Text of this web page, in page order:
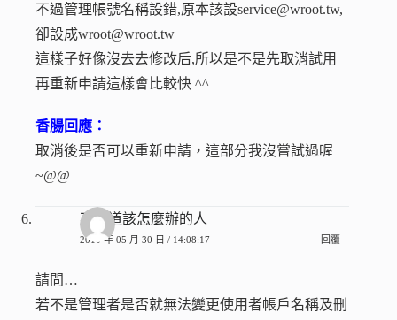
不過管理帳號名稱設錯,原本該設service@wroot.tw,
卻設成wroot@wroot.tw
這樣子好像沒去去修改后,所以是不是先取消試用
再重新申請這樣會比較快 ^^
香腸回應：
取消後是否可以重新申請，這部分我沒嘗試過喔
~@@
不知道該怎麼辦的人
2010 年 05 月 30 日 / 14:08:17 回覆
請問…
若不是管理者是否就無法變更使用者帳戶名稱及刪